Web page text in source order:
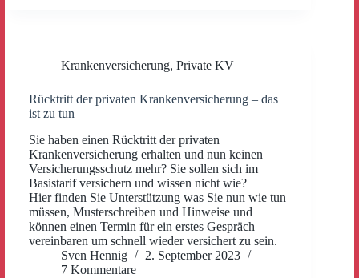
Krankenversicherung, Private KV
Rücktritt der privaten Krankenversicherung – das
ist zu tun
Sie haben einen Rücktritt der privaten
Krankenversicherung erhalten und nun keinen
Versicherungsschutz mehr? Sie sollen sich im
Basistarif versichern und wissen nicht wie?
Hier finden Sie Unterstützung was Sie nun wie tun
müssen, Musterschreiben und Hinweise und
können einen Termin für ein erstes Gespräch
vereinbaren um schnell wieder versichert zu sein.
Sven Hennig
2. September 2023
7 Kommentare